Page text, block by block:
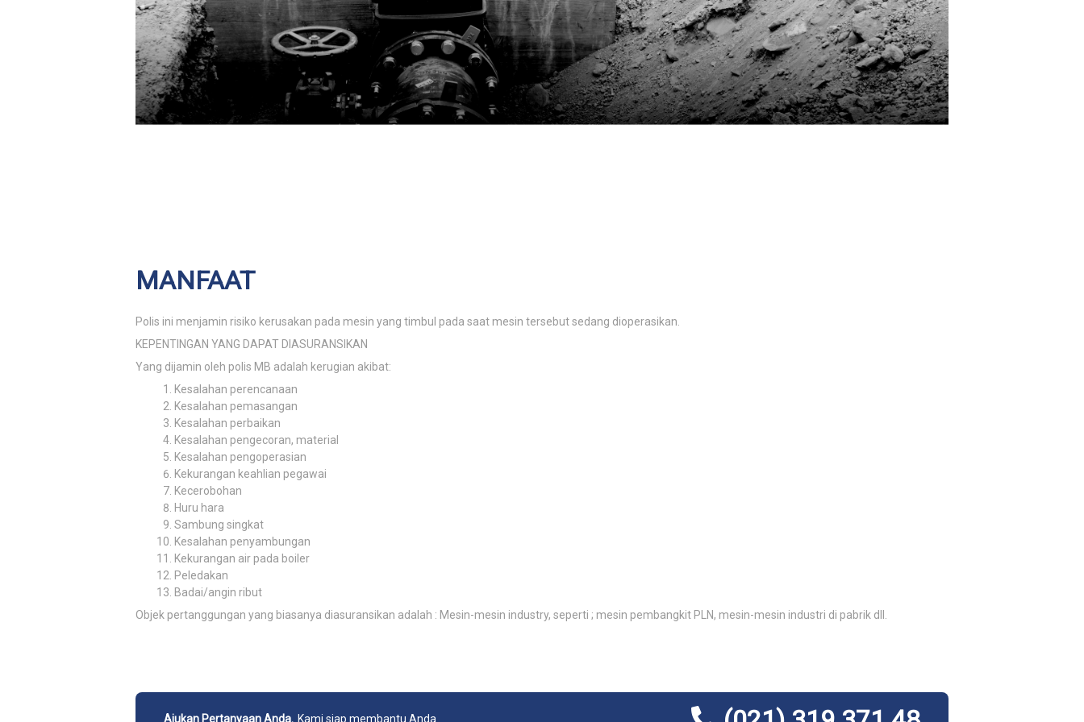
MANFAAT
Polis ini menjamin risiko kerusakan pada mesin yang timbul pada saat mesin tersebut sedang dioperasikan.
KEPENTINGAN YANG DAPAT DIASURANSIKAN
Yang dijamin oleh polis MB adalah kerugian akibat:
Kesalahan perencanaan
Kesalahan pemasangan
Kesalahan perbaikan
Kesalahan pengecoran, material
Kesalahan pengoperasian
Kekurangan keahlian pegawai
Kecerobohan
Huru hara
Sambung singkat
Kesalahan penyambungan
Kekurangan air pada boiler
Peledakan
Badai/angin ribut
Objek pertanggungan yang biasanya diasuransikan adalah : Mesin-mesin industry, seperti ; mesin pembangkit PLN, mesin-mesin industri di pabrik dll.
Ajukan Pertanyaan Anda. Kami siap membantu Anda